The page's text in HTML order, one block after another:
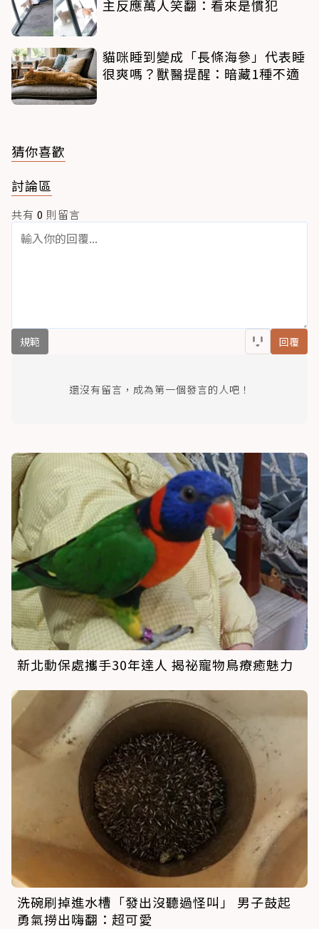
主反應萬人笑翻：看來是慣犯
貓咪睡到變成「長條海參」代表睡
很爽嗎？獸醫提醒：暗藏1種不適
猜你喜歡
討論區
共有 0 則留言
規範 回覆
還沒有留言，成為第一個發言的人吧！
新北動保處攜手30年達人 揭祕寵物鳥療癒魅力
洗碗刷掉進水槽「發出沒聽過怪叫」 男子鼓起
勇氣撈出嗨翻：超可愛